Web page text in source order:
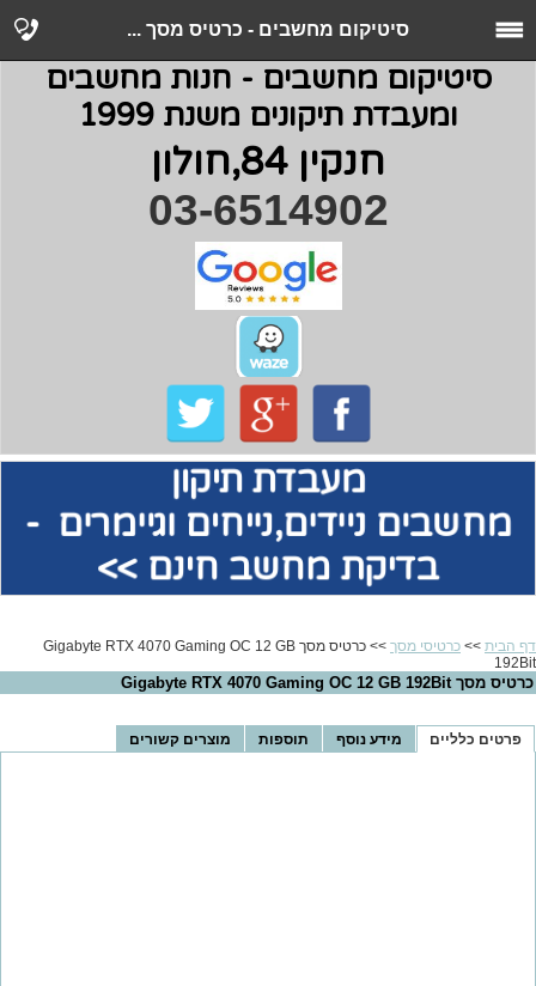
סיטיקום מחשבים - כרטיס מסך ...
סיטיקום מחשבים - חנות מחשבים
ומעבדת תיקונים משנת 1999
חנקין 84,חולון
03-6514902
מעבדת תיקון
מחשביםניידים,נייחים וגיימרים -
בדיקת מחשב חינם >>
דף הבית >> כרטיסי מסך
>> כרטיס מסך Gigabyte RTX 4070 Gaming OC 12 GB
192Bit
כרטיס מסך Gigabyte RTX 4070 Gaming OC 12 GB 192Bit
פרטים כלליים מידע נוסף תוספות מוצרים קשורים